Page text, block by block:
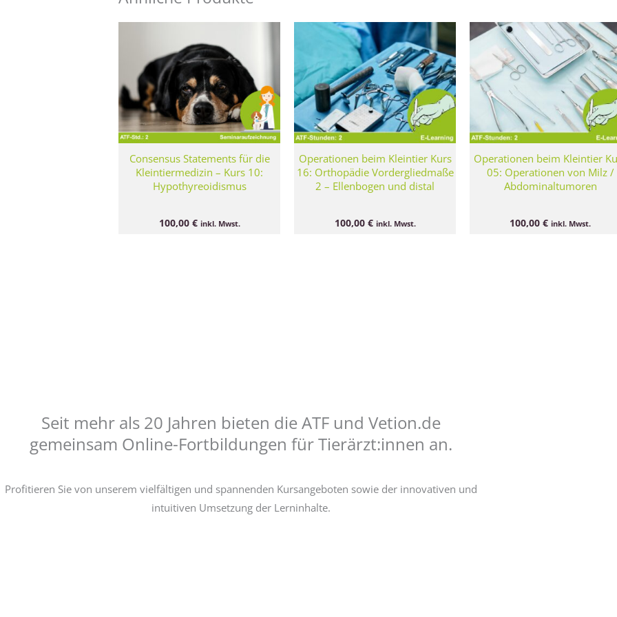
Consensus Statements für die
Kleintiermedizin – Kurs 10:
Hypothyreoidismus
100,00 € inkl. Mwst.
Operationen beim Kleintier Kurs
16: Orthopädie Vordergliedmaße
2 – Ellenbogen und distal
100,00 € inkl. Mwst.
Operationen beim Kleintier
05: Operationen von Milz /
Abdominaltumoren
100,00€ inkl. Mwst.
Seit mehr als 20 Jahren bieten die ATF und Vetion.de
gemeinsam Online-Fortbildungen für Tierärzt:innen an.
Profitieren Sie von unserem vielfältigen und spannenden Kursangeboten sowie der innovativen und
intuitiven Umsetzung der Lerninhalte.